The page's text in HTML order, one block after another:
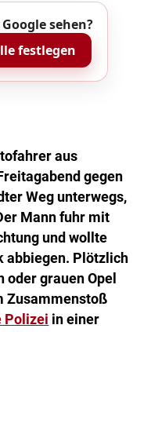
sehen?
festlegen
aus
gegen
Weg unterwegs,
Mann fuhr mit
und wollte
abbiegen. Plötzlich
grauen Opel
Zusammenstoß
Polizei in einer